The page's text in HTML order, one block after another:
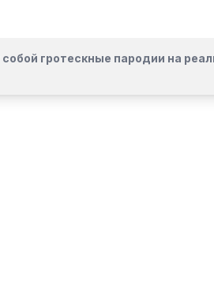
гротескные пародии на